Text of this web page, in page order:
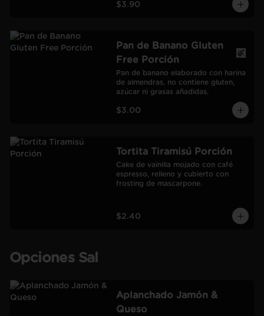
$3.90
Pan de Banano Gluten
Free Porción
Pan de banano elaborado con harina
de almendras, no contiene gluten,
azúcar ni grasas añadidas.
$3.00
Tortita Tiramisú Porción
Cake de vainilla mojado con café
espresso, relleno y cubierto con
frosting de mascarpone.
$2.40
Opciones Sal
Aplanchado Jamón &
Queso